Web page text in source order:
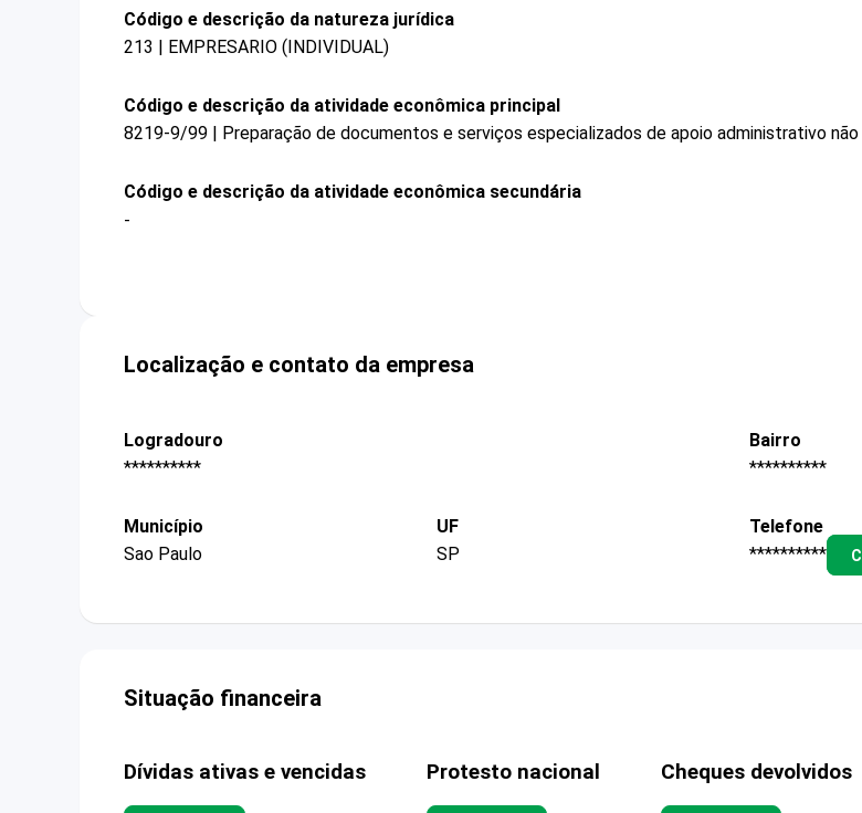
Código e descrição da natureza jurídica
213 | EMPRESARIO (INDIVIDUAL)
Código e descrição da atividade econômica principal
8219-9/99 | Preparação de documentos e serviços especializados de apoio administrativo
Código e descrição da atividade econômica secundária
-
Localização e contato da empresa
Logradouro
**********
Bairro
**********
Município
Sao Paulo
UF
SP
Telefone
**********
Situação financeira
Dívidas ativas e vencidas Protesto nacional Cheques devolvidos